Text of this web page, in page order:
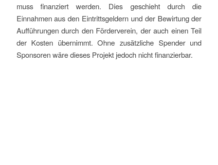
muss finanziert werden. Dies geschieht durch die
Einnahmen aus den Eintrittsgeldern und der Bewirtung der
Aufführungen durch den Förderverein, der auch einen Teil
der Kosten übernimmt. Ohne zusätzliche Spender und
Sponsoren wäre dieses Projekt jedoch nicht finanzierbar.